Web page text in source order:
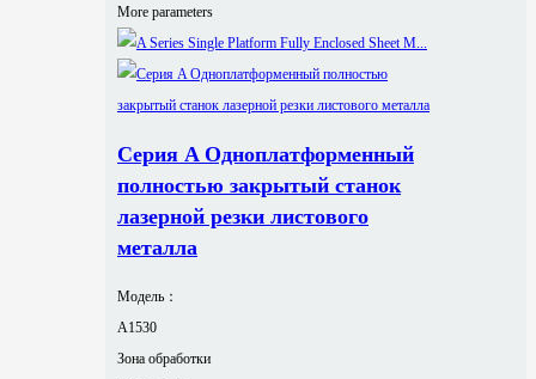
More parameters
Серия A Одноплатформенный
полностью закрытый станок
лазерной резки листового
металла
Модель：
A1530
Зона обработки